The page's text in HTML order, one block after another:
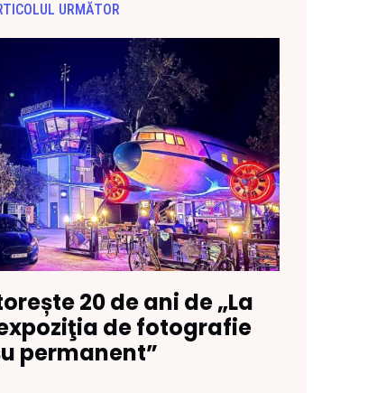
URMĂTOR
20 de ani de „La
de fotografie
permanent”